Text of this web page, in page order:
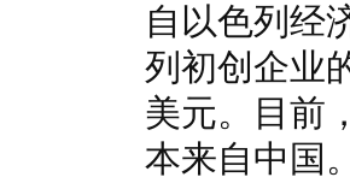
自以色列经
列初创企业
美元。目前
本来自中国。